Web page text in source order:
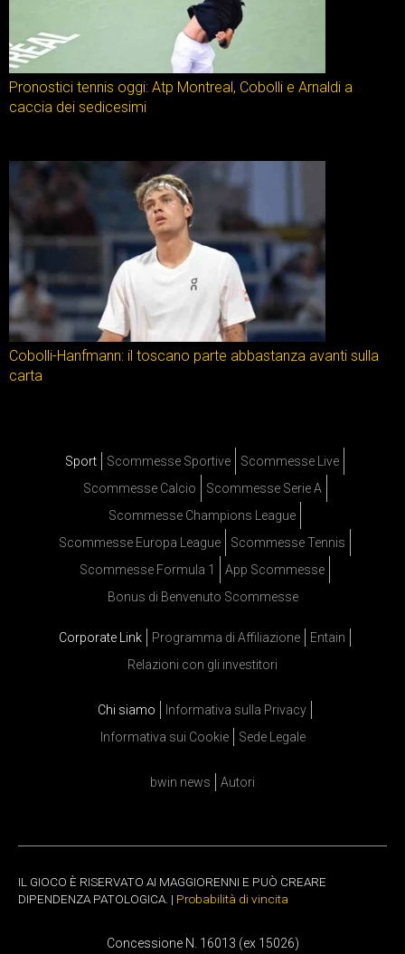
Pronostici tennis oggi: Atp Montreal, Cobolli e Arnaldi a
caccia dei sedicesimi
Cobolli-Hanfmann: il toscano parte abbastanza avanti sulla
carta
Sport Scommesse Sportive
Scommesse Live
Scommesse Calcio
Scommesse Serie A
Scommesse Champions League
Scommesse Europa League
Scommesse Tennis
Scommesse Formula 1
App Scommesse
Bonus di Benvenuto Scommesse
Corporate Link Programma di Affiliazione
Entain
Relazioni con gli investitori
Chi siamo
Informativa sulla Privacy
Informativa sui Cookie
Sede Legale
bwin news Autori
IL GIOCO È RISERVATO AI MAGGIORENNI E PUÒ CREARE
DIPENDENZA PATOLOGICA. | Probabilità di vincita
Concessione N. 16013 (ex 15026)